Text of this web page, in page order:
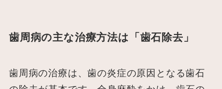
歯周病の主な治療方法は「歯石除去」
歯周病の治療は、歯の炎症の原因となる歯石